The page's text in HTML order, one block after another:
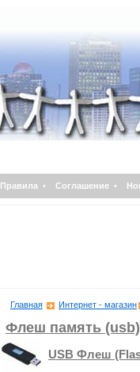
Правила • Соглашение •
Главная Интернет - магазин
Флеш память
USB Флеш